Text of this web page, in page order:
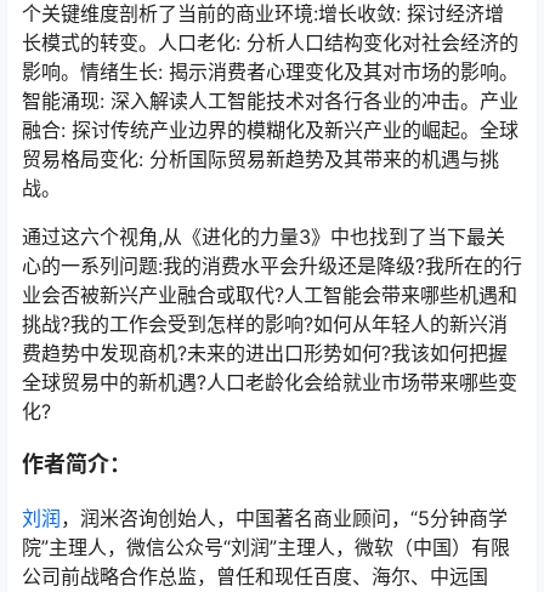
个关键维度剖析了当前的商业环境:增长收敛: 探讨经济增
长模式的转变。人口老化: 分析人口结构变化对社会经济的
影响。情绪生长: 揭示消费者心理变化及其对市场的影响。
智能涌现: 深入解读人工智能技术对各行各业的冲击。产业
融合: 探讨传统产业边界的模糊化及新兴产业的崛起。全球
贸易格局变化: 分析国际贸易新趋势及其带来的机遇与挑
战。
通过这六个视角,从《进化的力量3》中也找到了当下最关
心的一系列问题:我的消费水平会升级还是降级?我所在的行
业会否被新兴产业融合或取代?人工智能会带来哪些机遇和
挑战?我的工作会受到怎样的影响?如何从年轻人的新兴消
费趋势中发现商机?未来的进出口形势如何?我该如何把握
全球贸易中的新机遇?人口老龄化会给就业市场带来哪些变
化?
作者简介：
刘润 ，润米咨询创始人，中国著名商业顾问，“5分钟商学
院”主理人，微信公众号“刘润”主理人，微软（中国）有限
公司前战略合作总监，曾任和现任百度、海尔、中远国